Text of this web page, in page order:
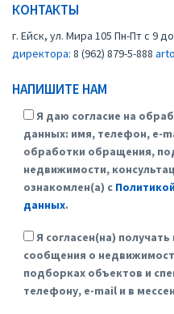
КОНТАКТЫ
г. Ейск, ул. Мира 105 Пн-Пт с 9
директора: 8 (962) 879-5-888
НАПИШИТЕ НАМ
Я даю согласие на
данных: имя, телефон, e-
обработки обращения,
недвижимости,
ознакомлен(а) с
данных.
Я согласен(на)
сообщения о
подборках объектов и
телефону, e-mail и в